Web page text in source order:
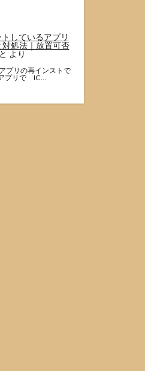
しているアプリ
処法｜放置可否
より
プリの再インストで
プリで IC…